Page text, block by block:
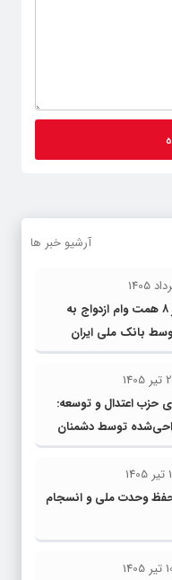
آرشیو خبر ها
پرداخت بیش از ۸ همت وام ازدواج به
بانک ملی ایران
حزب اعتدال و توسعه:
توسط دشمنان
حفظ وحدت ملی و انسجام
1405